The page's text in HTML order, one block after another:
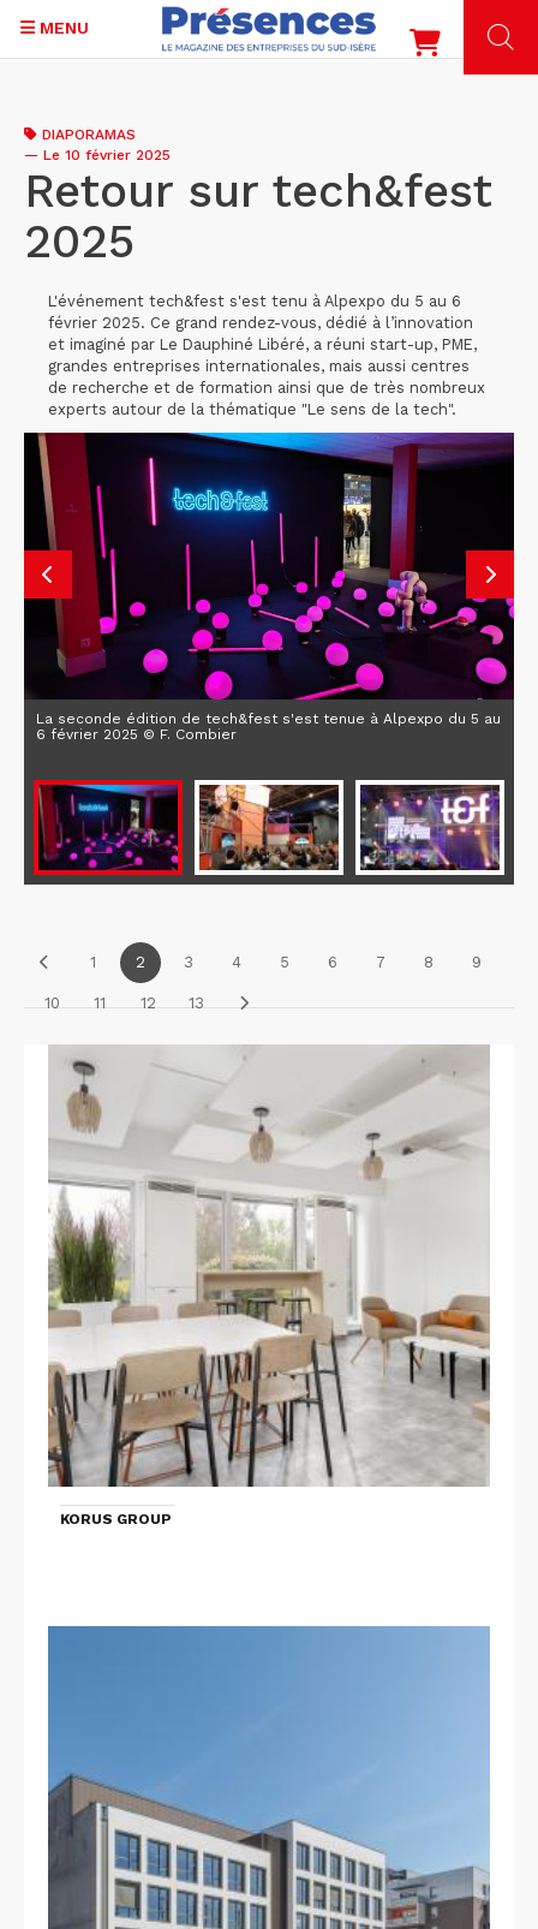
contenu
principal
MENU
DIAPORAMAS
— Le 10 février 2025
Retour sur tech&fest
2025
L'événement tech&fest s'est tenu à Alpexpo du 5 au 6
février 2025. Ce grand rendez-vous, dédié à l’innovation
et imaginé par Le Dauphiné Libéré, a réuni start-up, PME,
grandes entreprises internationales, mais aussi centres
de recherche et de formation ainsi que de très nombreux
experts autour de la thématique "Le sens de la tech".
La seconde édition de tech&fest s'est tenue à Alpexpo du 5 au
6 février 2025 © F. Combier
1 2 3 4 5 6 7 8 9
10 11 12 13
KORUS GROUP